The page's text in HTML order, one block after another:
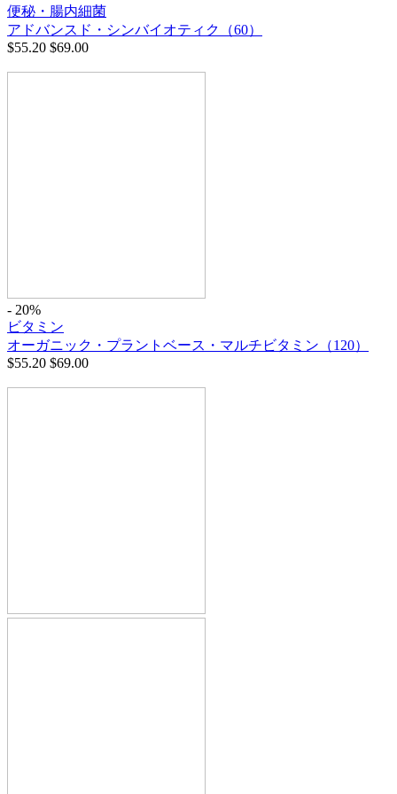
便秘・腸内細菌
アドバンスド・シンバイオティク（60）
$55.20 $69.00
- 20%
ビタミン
オーガニック・プラントベース・マルチビタミン（120）
$55.20 $69.00